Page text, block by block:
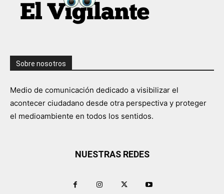
Sobre nosotros
Medio de comunicación dedicado a visibilizar el
acontecer ciudadano desde otra perspectiva y proteger
el medioambiente en todos los sentidos.
NUESTRAS REDES